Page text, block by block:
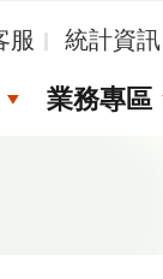
服 統計資訊
業務專區